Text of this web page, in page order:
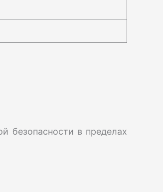
безопасности в пределах